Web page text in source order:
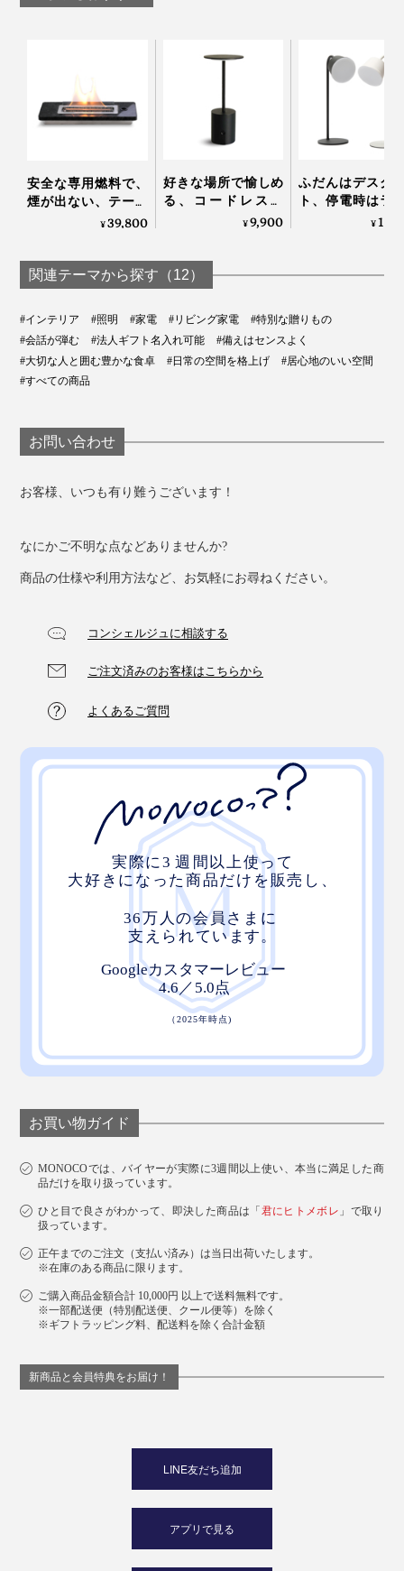
安全な専用燃料で、
煙が出ない、テーブ
ルに置ける「焚き
¥39,800
好きな場所で愉しめ
る、コードレスの
「晩酌ライト」
¥9,900
ふだんはデスク
ト、停電時はラ
ン、充電で4時
｜LED
¥
関連テーマから探す（12）
#インテリア #照明 #家電 #リビング家電
#特別な贈りもの
#会話が弾む
#法人ギフト名入れ可能
#備えはセンスよく
#大切な人と囲む豊かな食卓
#日常の空間を格上げ
#居心地のいい空間
#すべての商品
お問い合わせ
お客様、いつも有り難うございます！
なにかご不明な点などありませんか?
商品の仕様や利用方法など、お気軽にお尋ねください。
コンシェルジュに相談する
ご注文済みのお客様はこちらから
よくあるご質問
お買い物ガイド
MONOCOでは、バイヤーが実際に3週間以上使い、本当に満足した商
品だけを取り扱っています。
ひと目で良さがわかって、即決した商品は「君にヒトメボレ 」で取り
扱っています。
正午までのご注文（支払い済み）は当日出荷いたします。
※在庫のある商品に限ります。
ご購入商品金額合計 10,000円 以上で送料無料です。
※一部配送便（特別配送便、クール便等）を除く
※ギフトラッピング料、配送料を除く合計金額
新商品と会員特典をお届け！
LINE友だち追加
アプリで見る